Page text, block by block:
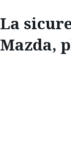
La
Mazda,